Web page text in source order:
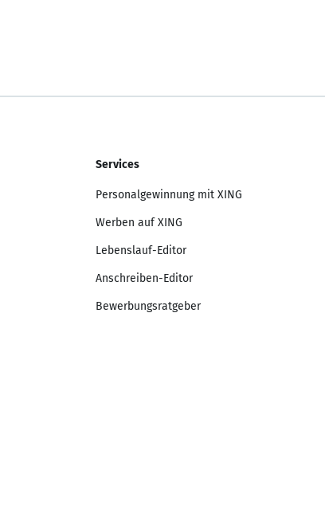
Services
Personalgewinnung mit XING
Werben auf XING
Lebenslauf-Editor
Anschreiben-Editor
Bewerbungsratgeber